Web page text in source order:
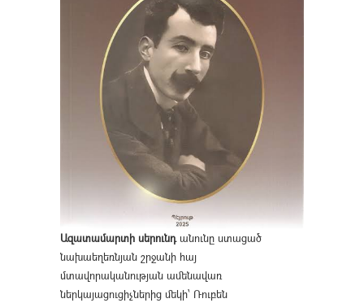
Ազատամարտի սերունդանունը ստացած
նախաեղեռնյան շրջանի հայ
մտավորականության ամենավառ
ներկայացուցիչներից մեկի՝ Ռուբեն